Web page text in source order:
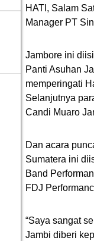
HATI, Salam
Manager PT
Jambore ini
Panti Asuhan
memperingati
Selanjutnya
Candi Muaro
Dan acara
Sumatera ini
Band
FDJ
“Saya sangat
Jambi diberi